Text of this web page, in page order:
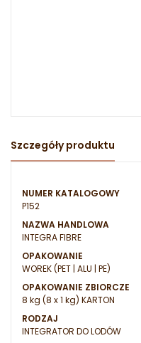
Szczegóły produktu
NUMER KATALOGOWY
P152
NAZWA HANDLOWA
INTEGRA FIBRE
OPAKOWANIE
WOREK (PET | ALU | PE)
OPAKOWANIE ZBIORCZE
8 kg (8 x 1 kg) KARTON
RODZAJ
INTEGRATOR DO LODÓW